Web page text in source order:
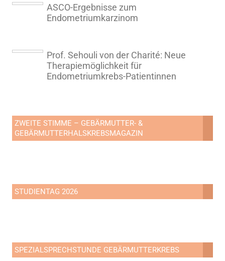
ASCO-Ergebnisse zum
Endometriumkarzinom
Prof. Sehouli von der Charité: Neue
Therapiemöglichkeit für
Endometriumkrebs-Patientinnen
ZWEITE STIMME – GEBÄRMUTTER- &
GEBÄRMUTTERHALSKREBSMAGAZIN
STUDIENTAG 2026
SPEZIALSPRECHSTUNDE GEBÄRMUTTERKREBS